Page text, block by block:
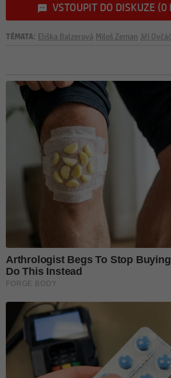
VSTOUPIT DO DISKUZE (0
TÉMATA: Eliška Balzerová Miloš Zeman Jiří